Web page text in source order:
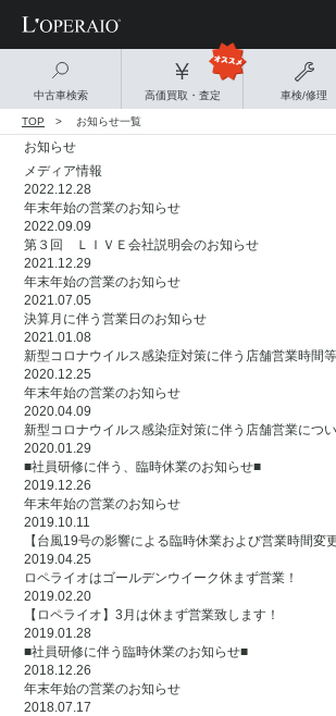
中古車検索 高価買取・査定 車検/修理
TOP お知らせ一覧
お知らせ
メディア情報
2022.12.28
年末年始の営業のお知らせ
2022.09.09
第３回 ＬＩＶＥ会社説明会のお知らせ
2021.12.29
年末年始の営業のお知らせ
2021.07.05
決算月に伴う営業日のお知らせ
2021.01.08
新型コロナウイルス感染症対策に伴う店舗営業時間
2020.12.25
年末年始の営業のお知らせ
2020.04.09
新型コロナウイルス感染症対策に伴う店舗営業につ
2020.01.29
■社員研修に伴う、臨時休業のお知らせ■
2019.12.26
年末年始の営業のお知らせ
2019.10.11
【台風19号の影響による臨時休業および営業時間変
2019.04.25
ロペライオはゴールデンウイーク休まず営業！
2019.02.20
【ロペライオ】3月は休まず営業致します！
2019.01.28
■社員研修に伴う臨時休業のお知らせ■
2018.12.26
年末年始の営業のお知らせ
2018.07.17